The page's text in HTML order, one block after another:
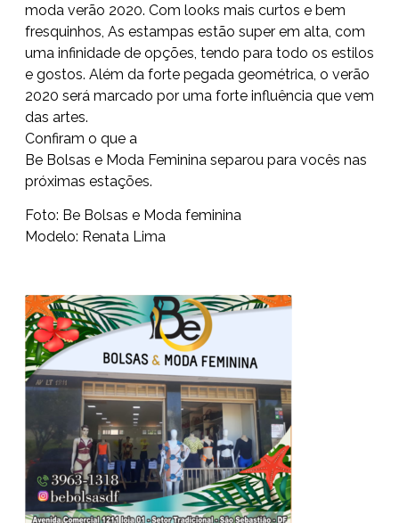
moda verão 2020. Com looks mais curtos e bem
fresquinhos, As estampas estão super em alta, com
uma infinidade de opções, tendo para todo os estilos
e gostos. Além da forte pegada geométrica, o verão
2020 será marcado por uma forte influência que vem
das artes.
Confiram o que a
Be Bolsas e Moda Feminina separou para vocês nas
próximas estações.
Foto: Be Bolsas e Moda feminina
Modelo: Renata Lima